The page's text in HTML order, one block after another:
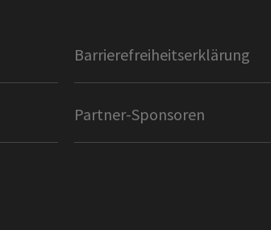
Barrierefreiheitserklärung
Partner-Sponsoren